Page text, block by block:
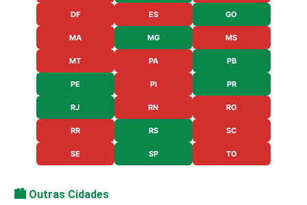
DF ES GO
MA MG MS
MT PA PB
PE PI PR
RJ RN RO
RR RS SC
SE SP TO
🏙️ Outras Cidades